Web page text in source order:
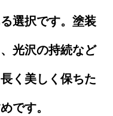
選択です。塗装
光沢の持続など
く美しく保ちた
です。